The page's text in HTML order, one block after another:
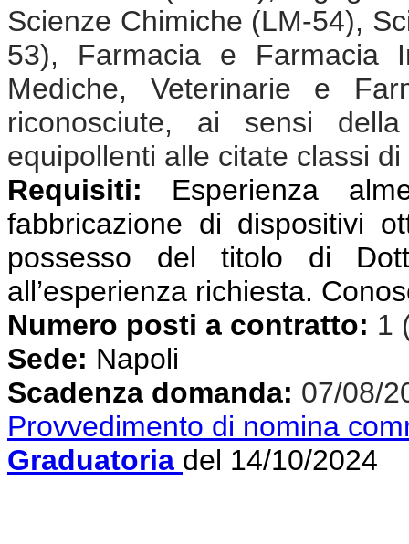
Scienze Chimiche (LM-54),
53), Farmacia e Farmacia
Mediche, Veterinarie e
riconosciute, ai sensi
equipollenti alle citate classi
Requisiti: Esperienza
fabbricazione di dispositivi
possesso del titolo di
all’esperienza richiesta.
Numero posti a contratto: 1
Sede: Napoli
Scadenza domanda: 07/08/
Provvedimento di nomina
Graduatoria del 14/10/2024